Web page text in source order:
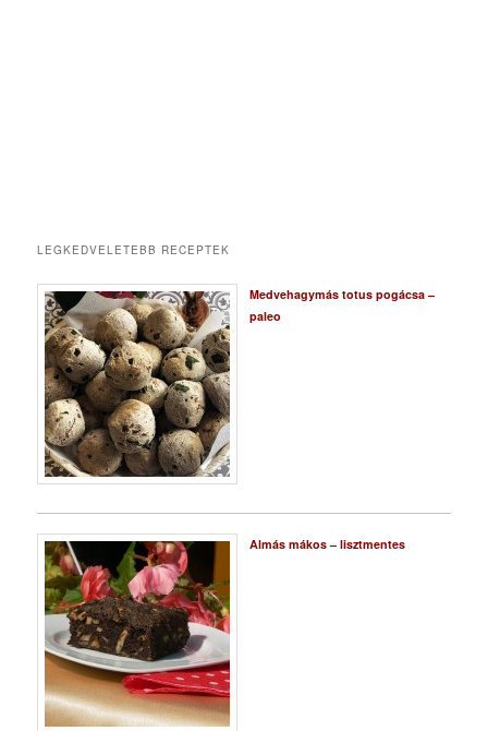
LEGKEDVELETEBB RECEPTEK
Medvehagymás totus pogácsa –
paleo
Almás mákos – lisztmentes